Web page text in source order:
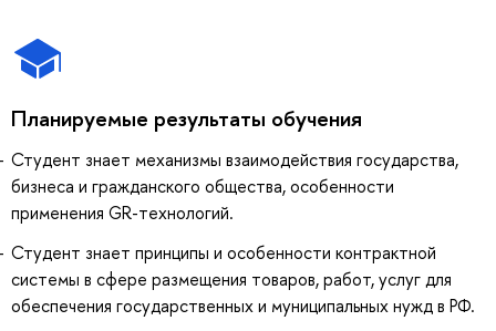
Планируемые результаты обучения
Студент знает механизмы взаимодействия государства,
бизнеса и гражданского общества, особенности
применения GR-технологий.
Студент знает принципы и особенности контрактной
системы в сфере размещения товаров, работ, услуг для
обеспечения государственных и муниципальных нужд в РФ.